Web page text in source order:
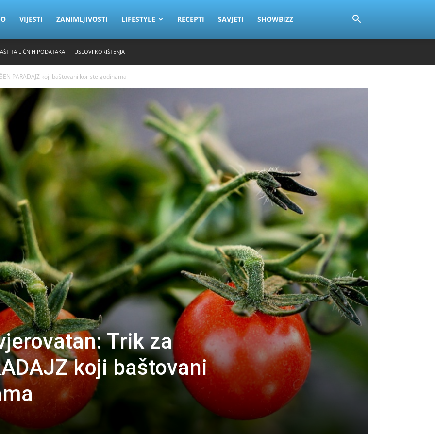
VIJESTI ZANIMLJIVOSTI LIFESTYLE RECEPTI SAVJETI SHOWBIZZ
LIČNIH PODATAKA USLOVI KORIŠTENJA
PARADAJZ koji baštovani koriste godinama
Trik za
koji baštovani